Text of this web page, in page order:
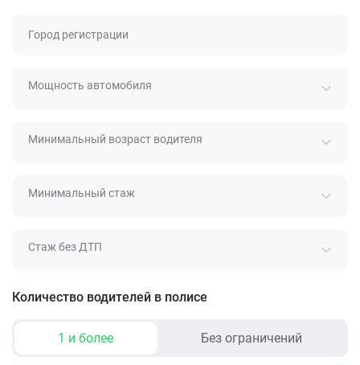
Город регистрации
Мощность автомобиля
Минимальный возраст водителя
Минимальный стаж
Стаж без ДТП
Количество водителей в полисе
1 и более Без ограничений